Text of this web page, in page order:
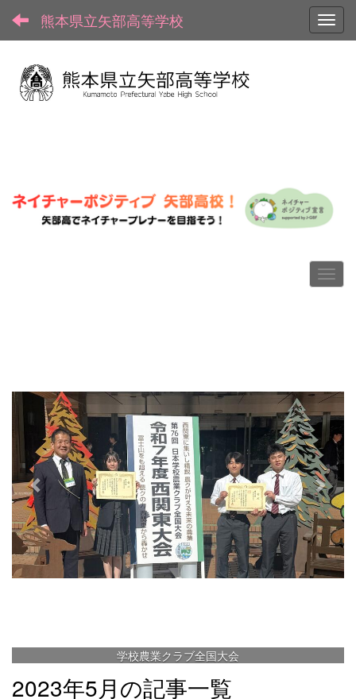
熊本県立矢部高等学校
学校農業クラブ全国大会
o
u
s
2023年5月の記事一覧